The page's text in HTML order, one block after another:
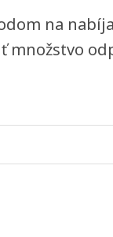
na
množstvo